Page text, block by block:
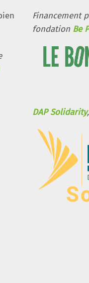
Financement
fondation Be
DAP Solidarity